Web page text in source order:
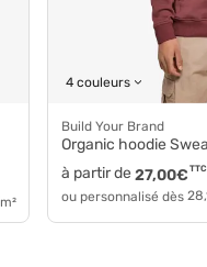
4 couleurs
Build Your Brand
Organic hoodie
à partir de27,00€ TTC
ou personnalisé dès